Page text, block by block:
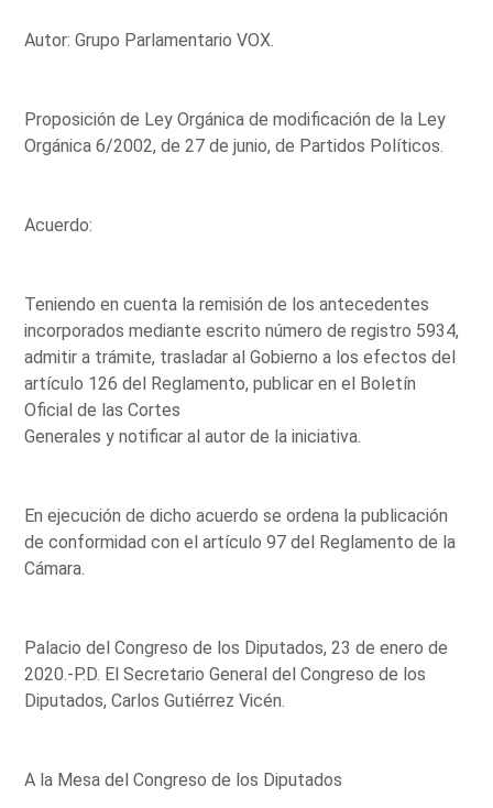
Autor: Grupo Parlamentario VOX.
Proposición de Ley Orgánica de modificación de la Ley
Orgánica 6/2002, de 27 de junio, de Partidos Políticos.
Acuerdo:
Teniendo en cuenta la remisión de los antecedentes
incorporados mediante escrito número de registro 5934,
admitir a trámite, trasladar al Gobierno a los efectos del
artículo 126 del Reglamento, publicar en el Boletín
Oficial de las Cortes
Generales y notificar al autor de la iniciativa.
En ejecución de dicho acuerdo se ordena la publicación
de conformidad con el artículo 97 del Reglamento de la
Cámara.
Palacio del Congreso de los Diputados, 23 de enero de
2020.-P.D. El Secretario General del Congreso de los
Diputados, Carlos Gutiérrez Vicén.
A la Mesa del Congreso de los Diputados